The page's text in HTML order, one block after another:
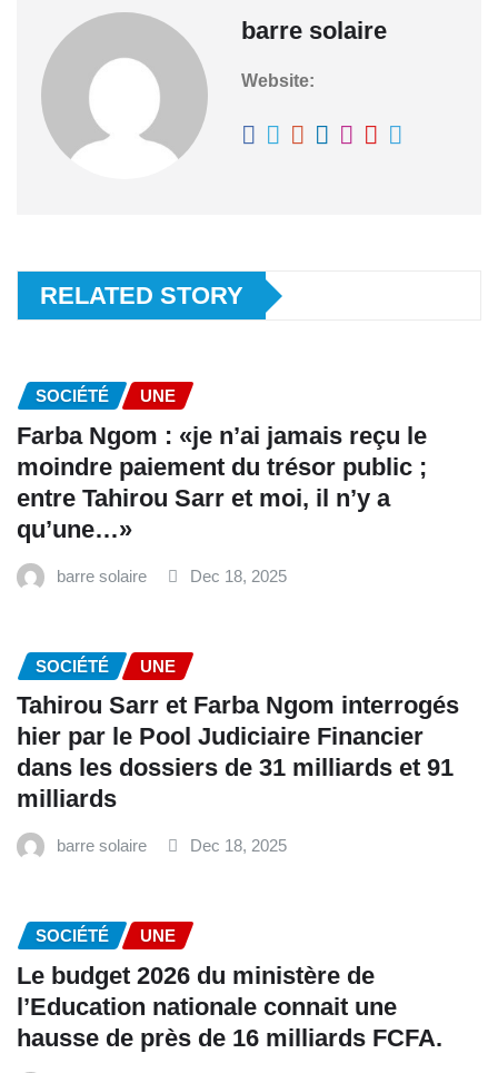
barre solaire
Website:
RELATED STORY
SOCIÉTÉ UNE
Farba Ngom : «je n’ai jamais reçu le
moindre paiement du trésor public ;
entre Tahirou Sarr et moi, il n’y a
qu’une…»
barre solaire Dec 18, 2025
SOCIÉTÉ UNE
Tahirou Sarr et Farba Ngom interrogés
hier par le Pool Judiciaire Financier
dans les dossiers de 31 milliards et 91
milliards
barre solaire Dec 18, 2025
SOCIÉTÉ UNE
Le budget 2026 du ministère de
l’Education nationale connait une
hausse de près de 16 milliards FCFA.